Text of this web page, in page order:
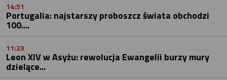
14:51
Portugalia: najstarszy proboszcz świata obchodzi
100....
11:23
Leon XIV w Asyżu: rewolucja Ewangelii burzy mury
dzielące...